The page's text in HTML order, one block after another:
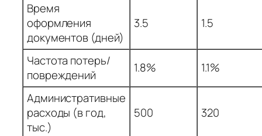
Время
оформления
документов (дней)
3.5 1.5
Частота потерь/
повреждений
1.8%
1.1%
Административные
расходы (в год,
тыс.)
500 320